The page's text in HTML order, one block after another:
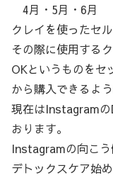
4月・5月・6月
クレイを使ったセ
その際に使用する
OKというものをセ
から購入できるよ
現在はInstagramの
おります。
Instagramの向こ
デトックスケア始